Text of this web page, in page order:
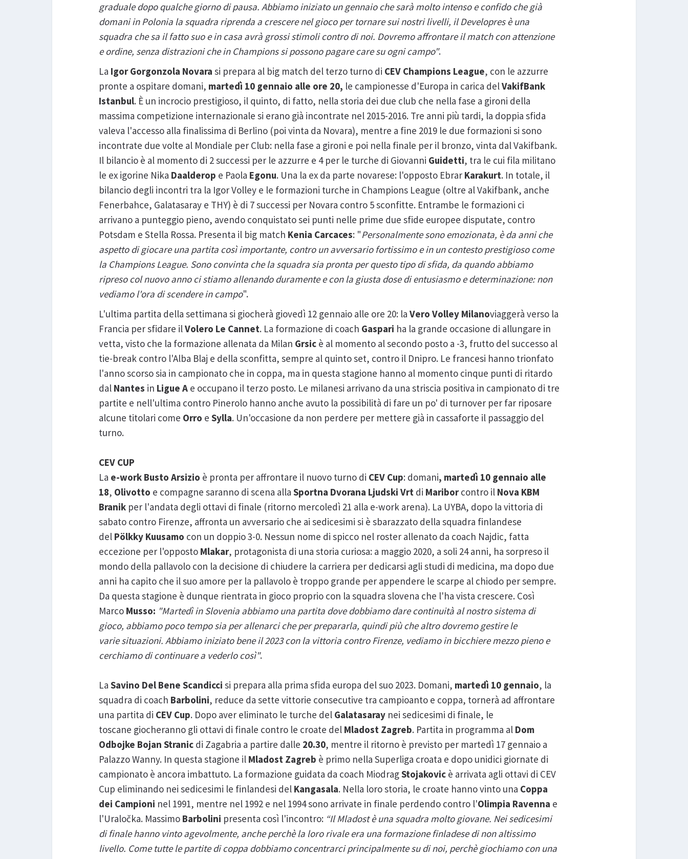
graduale dopo qualche giorno di pausa. Abbiamo iniziato un gennaio che sarà molto intenso e confido che già
domani in Polonia la squadra riprenda a crescere nel gioco per tornare sui nostri livelli, il Developres è una
squadra che sa il fatto suo e in casa avrà grossi stimoli contro di noi. Dovremo affrontare il match con attenzione
e ordine, senza distrazioni che in Champions si possono pagare care su ogni campo".
La Igor Gorgonzola Novarasi prepara al big match del terzo turno di CEV Champions League, con le azzurre
pronte a ospitare domani, martedì 10 gennaio alle ore 20, le campionesse d'Europa in carica delVakifBank
Istanbul. È un incrocio prestigioso, il quinto, di fatto, nella storia dei due club che nella fase a gironi della
massima competizione internazionale si erano già incontrate nel 2015-2016. Tre anni più tardi, la doppia sfida
valeva l'accesso alla finalissima di Berlino (poi vinta da Novara), mentre a fine 2019 le due formazioni si sono
incontrate due volte al Mondiale per Club: nella fase a gironi e poi nella finale per il bronzo, vinta dal Vakifbank.
Il bilancio è al momento di 2 successi per le azzurre e 4 per le turche di Giovanni Guidetti, tra le cui fila militano
le ex igorine Nika Daalderop e Paola Egonu. Una la ex da parte novarese: l'opposto Ebrar Karakurt. In totale, il
bilancio degli incontri tra la Igor Volley e le formazioni turche in Champions League (oltre al Vakifbank, anche
Fenerbahce, Galatasaray e THY) è di 7 successi per Novara contro 5 sconfitte. Entrambe le formazioni ci
arrivano a punteggio pieno, avendo conquistato sei punti nelle prime due sfide europee disputate, contro
Potsdam e Stella Rossa. Presenta il big match Kenia Carcaces: "Personalmente sono emozionata, è da anni che
aspetto di giocare una partita così importante, contro un avversario fortissimo e in un contesto prestigioso come
la Champions League. Sono convinta che la squadra sia pronta per questo tipo di sfida, da quando abbiamo
ripreso col nuovo anno ci stiamo allenando duramente e con la giusta dose di entusiasmo e determinazione: non
vediamo l'ora di scendere in campo".
L'ultima partita della settimana si giocherà giovedì 12 gennaio alle ore 20: laVero Volley Milanoviaggerà verso la
Francia per sfidare ilVolero Le Cannet. La formazione di coach Gaspari ha la grande occasione di allungare in
vetta, visto che la formazione allenata da Milan Grsic è al momento al secondo posto a -3, frutto del successo al
tie-break contro l'Alba Blaj e della sconfitta, sempre al quinto set, contro il Dnipro. Le francesi hanno trionfato
l'anno scorso sia in campionato che in coppa, ma in questa stagione hanno al momento cinque punti di ritardo
dal Nantes in Ligue A e occupano il terzo posto. Le milanesi arrivano da una striscia positiva in campionato di tre
partite e nell'ultima contro Pinerolo hanno anche avuto la possibilità di fare un po' di turnover per far riposare
alcune titolari come Orro eSylla. Un'occasione da non perdere per mettere già in cassaforte il passaggio del
turno.
CEV CUP
La e-work Busto Arsizio è pronta per affrontare il nuovo turno di CEV Cup: domani, martedì 10 gennaio alle
18, Olivotto e compagne saranno di scena allaSportna Dvorana Ljudski Vrt di Mariborcontro il Nova KBM
Branik per l'andata degli ottavi di finale (ritorno mercoledì 21 alla e-work arena). La UYBA, dopo la vittoria di
sabato contro Firenze, affronta un avversario che ai sedicesimi si è sbarazzato della squadra finlandese
del Pölkky Kuusamo con un doppio 3-0. Nessun nome di spicco nel roster allenato da coach Najdic, fatta
eccezione per l'opposto Mlakar, protagonista di una storia curiosa: a maggio 2020, a soli 24 anni, ha sorpreso il
mondo della pallavolo con la decisione di chiudere la carriera per dedicarsi agli studi di medicina, ma dopo due
anni ha capito che il suo amore per la pallavolo è troppo grande per appendere le scarpe al chiodo per sempre.
Da questa stagione è dunque rientrata in gioco proprio con la squadra slovena che l'ha vista crescere. Così
Marco Musso: "Martedì in Slovenia abbiamo una partita dove dobbiamo dare continuità al nostro sistema di
gioco, abbiamo poco tempo sia per allenarci che per prepararla, quindi più che altro dovremo gestire le
varie situazioni. Abbiamo iniziato bene il 2023 con la vittoria contro Firenze, vediamo in bicchiere mezzo pieno e
cerchiamo di continuare a vederlo così".
LaSavino Del Bene Scandicci si prepara alla prima sfida europa del suo 2023. Domani, martedì 10 gennaio, la
squadra di coach Barbolini, reduce da sette vittorie consecutive tra campioanto e coppa, tornerà ad affrontare
una partita di CEV Cup. Dopo aver eliminato le turche del Galatasaray nei sedicesimi di finale, le
toscane giocheranno gli ottavi di finale contro le croate del Mladost Zagreb. Partita in programma al Dom
Odbojke Bojan Stranic di Zagabria a partire dalle 20.30, mentre il ritorno è previsto per martedì 17 gennaio a
Palazzo Wanny. In questa stagione il Mladost Zagreb è primo nella Superliga croata e dopo unidici giornate di
campionato è ancora imbattuto. La formazione guidata da coach MiodragStojakovic è arrivata agli ottavi di CEV
Cup eliminando nei sedicesimi le finlandesi del Kangasala. Nella loro storia, le croate hanno vinto una Coppa
dei Campioni nel 1991, mentre nel 1992 e nel 1994 sono arrivate in finale perdendo contro l'Olimpia Ravenna e
l'Uraločka. Massimo Barbolini presenta così l'incontro: “Il Mladost è una squadra molto giovane. Nei sedicesimi
di finale hanno vinto agevolmente, anche perchè la loro rivale era una formazione finladese di non altissimo
livello. Come tutte le partite di coppa dobbiamo concentrarci principalmente su di noi, perchè giochiamo con una